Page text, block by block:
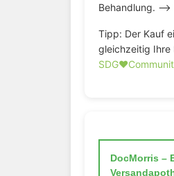
Behandlung. –>
Tipp: Der Kauf
gleichzeitig Ihre
DocMorris –